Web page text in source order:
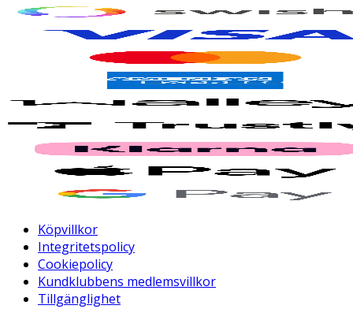
Köpvillkor
Integritetspolicy
Cookiepolicy
Kundklubbens medlemsvillkor
Tillgänglighet